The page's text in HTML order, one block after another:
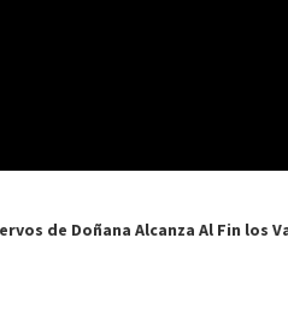
de Doñana Alcanza Al Fin los